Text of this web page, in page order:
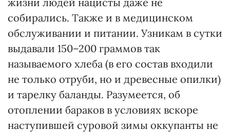
собирались. Также и в медицинском
обслуживании и питании. Узникам в сутки
выдавали 150–200 граммов так
называемого хлеба (в его состав входили
не только отруби, но и древесные опилки)
и тарелку баланды. Разумеется, об
отоплении бараков в условиях вскоре
наступившей суровой зимы оккупанты не